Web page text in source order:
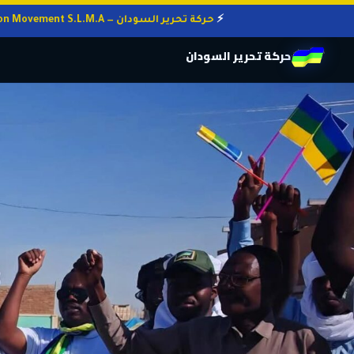
حركة تحرير السودان — Sudan Liberation Movement S.L.M.A
حركة تحرير السودان